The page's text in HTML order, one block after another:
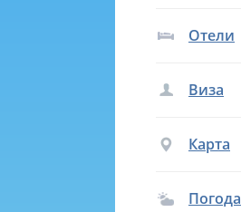
Отели
Виза
Карта
Погода